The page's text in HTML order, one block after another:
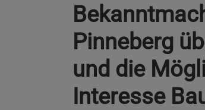
Pinneberg
und die
Interesse